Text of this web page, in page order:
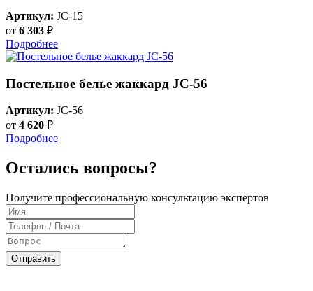
Артикул: JC-15
от 6 303 ₽
Подробнее
Постельное белье жаккард JC-56
Артикул: JC-56
от 4 620 ₽
Подробнее
Остались вопросы?
Получите профессиональную консультацию экспертов
Отправить